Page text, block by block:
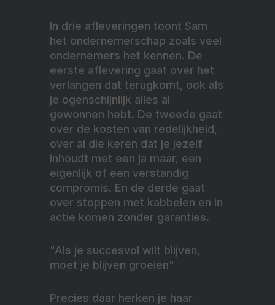
In drie afleveringen toont Sam
het ondernemerschap zoals veel
ondernemers het kennen. De
eerste aflevering gaat over het
verlangen dat terugkomt, ook als
je ogenschijnlijk alles al
gewonnen hebt. De tweede gaat
over de kosten van redelijkheid,
over al die keren dat je jezelf
inhoudt met een ja maar, een
eigenlijk of een verstandig
compromis. En de derde gaat
over stoppen met kabbelen en in
actie komen zonder garanties.
"Als je succesvol wilt blijven,
moet je blijven groeien"
Precies daar herken je haar